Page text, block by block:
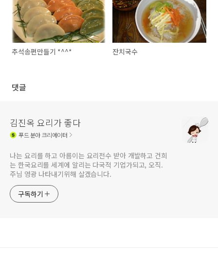
추석송편만들기 *^^* 잔치국수
댓글
김진옥 요리가 좋다
푸드분야 크리에이터
나는 요리를 하고 아름이는 요리전수 받아 개발하고 건희
는 한국요리를 세계에 알리는 다국적 기업가되고, 오직.
주님 영광 나타내기위해 살겠습니다.
구독하기